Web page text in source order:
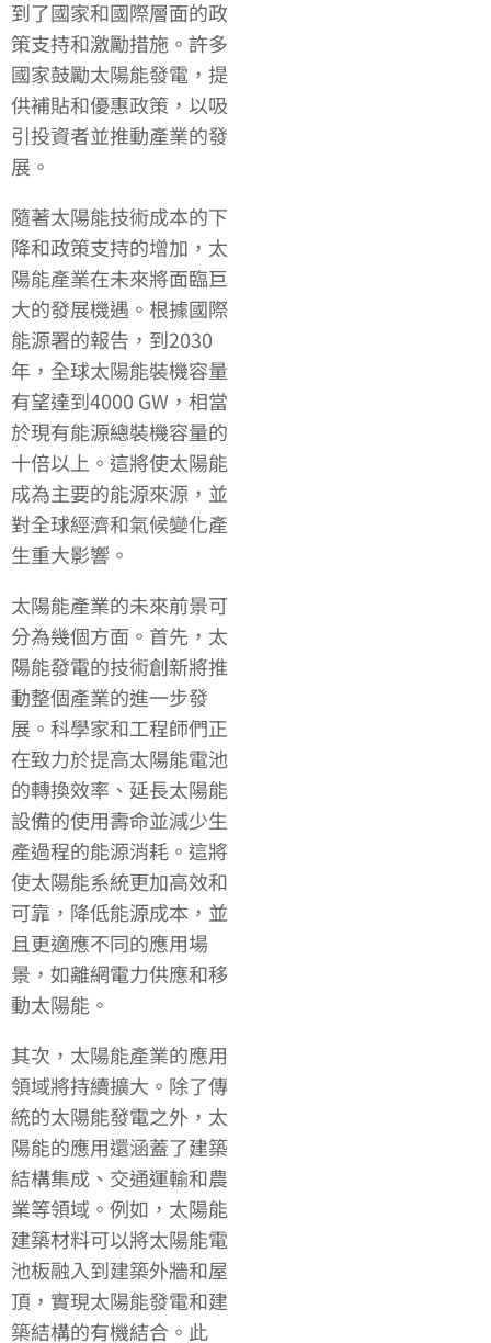
到了國家和國際層面的政
策支持和激勵措施。許多
國家鼓勵太陽能發電，提
供補貼和優惠政策，以吸
引投資者並推動產業的發
展。
隨著太陽能技術成本的下
降和政策支持的增加，太
陽能產業在未來將面臨巨
大的發展機遇。根據國際
能源署的報告，到2030
年，全球太陽能裝機容量
有望達到4000 GW，相當
於現有能源總裝機容量的
十倍以上。這將使太陽能
成為主要的能源來源，並
對全球經濟和氣候變化產
生重大影響。
太陽能產業的未來前景可
分為幾個方面。首先，太
陽能發電的技術創新將推
動整個產業的進一步發
展。科學家和工程師們正
在致力於提高太陽能電池
的轉換效率、延長太陽能
設備的使用壽命並減少生
產過程的能源消耗。這將
使太陽能系統更加高效和
可靠，降低能源成本，並
且更適應不同的應用場
景，如離網電力供應和移
動太陽能。
其次，太陽能產業的應用
領域將持續擴大。除了傳
統的太陽能發電之外，太
陽能的應用還涵蓋了建築
結構集成、交通運輸和農
業等領域。例如，太陽能
建築材料可以將太陽能電
池板融入到建築外牆和屋
頂，實現太陽能發電和建
築結構的有機結合。此